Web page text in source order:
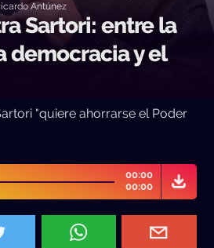
Antúnez
Sartori: entre la
democracia y el
"quiere ahorrarse el Poder
00:00
00:00